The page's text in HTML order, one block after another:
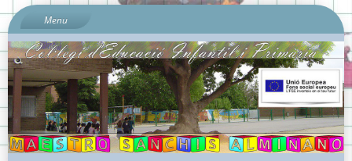
Menu
Inici
Sobre l’escola
Documents del Centre:
Per què «Sanchis Almiñano»?
L’ombú: el nostre preciós arbre